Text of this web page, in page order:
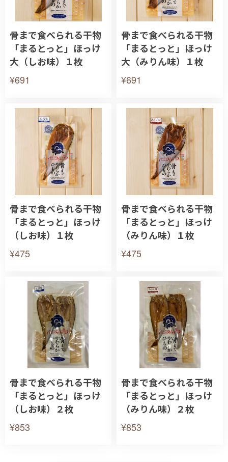
骨まで食べられる干物
「まるとっと」ほっけ
大（しお味）１枚
¥691
骨まで食べられる干物
「まるとっと」ほっけ
大（みりん味）１枚
¥691
骨まで食べられる干物
「まるとっと」ほっけ
（しお味）１枚
¥475
骨まで食べられる干物
「まるとっと」ほっけ
（みりん味）１枚
¥475
骨まで食べられる干物
「まるとっと」ほっけ
（しお味）２枚
¥853
骨まで食べられる干物
「まるとっと」ほっけ
（みりん味）２枚
¥853